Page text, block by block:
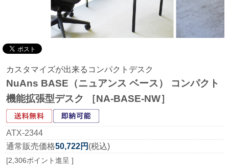
カスタマイズが出来るコンパクトデスク
NuAns BASE（ニュアンス ベース） コンパクト
機能拡張型デスク ［NA-BASE-NW］
ATX-2344
通常販売価格50,722円 (税込)
[2,306ポイント進呈 ]